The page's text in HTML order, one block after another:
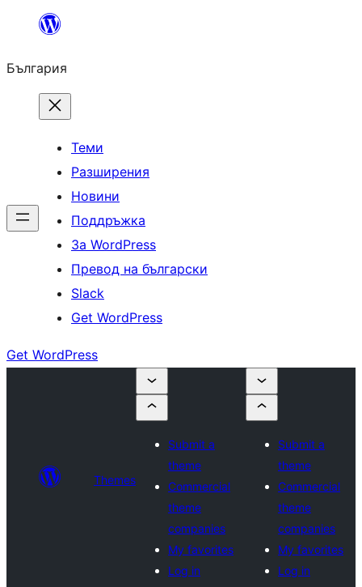
България
Теми
Разширения
Новини
Поддръжка
За WordPress
Превод на български
Slack
Get WordPress
Get WordPress
Themes
Submit a
theme
Commercial
theme
companies
My favorites
Log in
Submit a
theme
Commercial
theme
companies
My favorites
Log in